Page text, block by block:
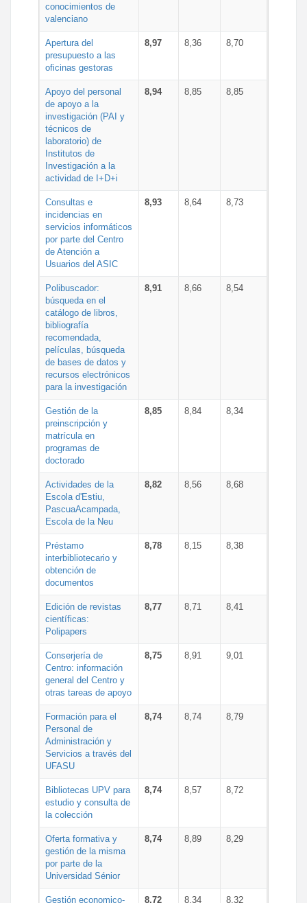
conocimientos de
valenciano
Apertura del
presupuesto a las
oficinas gestoras
8,97 8,36 8,70
Apoyo del personal
de apoyo a la
investigación (PAI y
técnicos de
laboratorio) de
Institutos de
Investigación a la
actividad de I+D+i
8,94 8,85 8,85
Consultas e
incidencias en
servicios informáticos
por parte del Centro
de Atención a
Usuarios del ASIC
8,93 8,64 8,73
Polibuscador:
búsqueda en el
catálogo de libros,
bibliografía
recomendada,
películas, búsqueda
de bases de datos y
recursos electrónicos
para la investigación
8,91 8,66 8,54
Gestión de la
preinscripción y
matrícula en
programas de
doctorado
8,85 8,84 8,34
Actividades de la
Escola d'Estiu,
PascuaAcampada,
Escola de la Neu
8,82 8,56 8,68
Préstamo
interbibliotecario y
obtención de
documentos
8,78 8,15 8,38
Edición de revistas
científicas:
Polipapers
8,77 8,71 8,41
Conserjería de
Centro: información
general del Centro y
otras tareas de apoyo
8,75 8,91 9,01
Formación para el
Personal de
Administración y
Servicios a través del
UFASU
8,74 8,74 8,79
Bibliotecas UPV para
estudio y consulta de
la colección
8,74 8,57 8,72
Oferta formativa y
gestión de la misma
por parte de la
Universidad Sénior
8,74 8,89 8,29
Gestión economico- 8,72 8,34 8,32